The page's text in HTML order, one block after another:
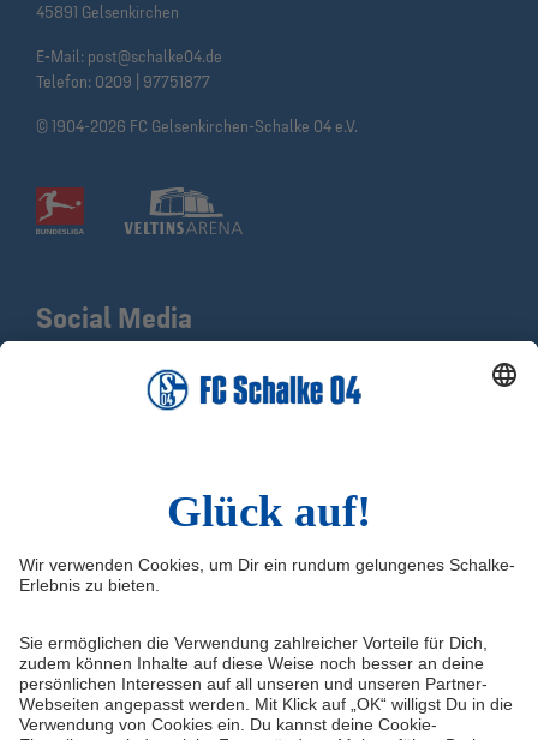
45891 Gelsenkirchen
E-Mail: post@schalke04.de
Telefon: 0209 | 97751877
© 1904-2026 FC Gelsenkirchen-Schalke 04 e.V.
Impressum
Medien/Presse
FAQ
Datenschutz
Quicklinks
Shop
schalke04.de
Schalke TV
VELTINS-Arena
Social Media
X
YouTube